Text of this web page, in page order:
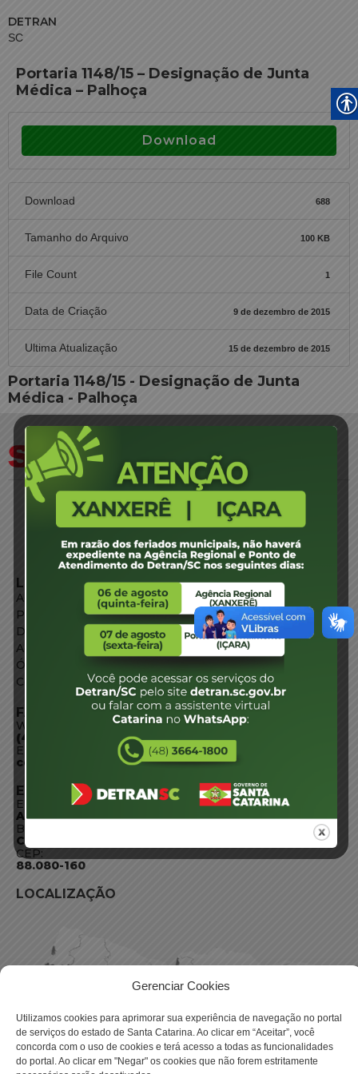
Gerenciar Cookies
Utilizamos cookies para aprimorar sua experiência de navegação no portal
de serviços do estado de Santa Catarina. Ao clicar em “Aceitar”, você
concorda com o uso de cookies e terá acesso a todas as funcionalidades
do portal. Ao clicar em "Negar" os cookies que não forem estritamente
DETRAN
SC
Portaria 1148/15 – Designação de Junta
Médica – Palhoça
Download
Download 688
Tamanho do Arquivo 100 KB
File Count 1
Data de Criação 9 de dezembro de 2015
Ultima Atualização 15 de dezembro de 2015
Portaria 1148/15 - Designação de Junta
Médica - Palhoça
LINKS EXTERNOS
Agência de Notícias
Portal de Serviços
Diário Oficial
Acesso à Informação
Órgãos do Governo
Conheça SC
FALE CONOSCO
WhatsApp:
(48) 3664-1800
E-mail:
centraldeinformacoes@detran.sc.gov.br
ENDEREÇO
Endereço:
Av. Almirante Tamandaré - 480
Bairro:
Coqueiros, Florianópolis SC
CEP:
88.080-160
LOCALIZAÇÃO